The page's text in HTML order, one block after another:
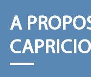
A